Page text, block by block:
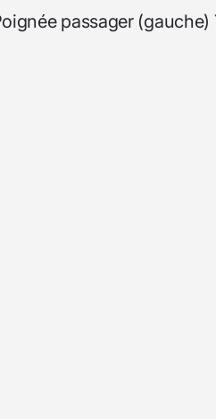
passager